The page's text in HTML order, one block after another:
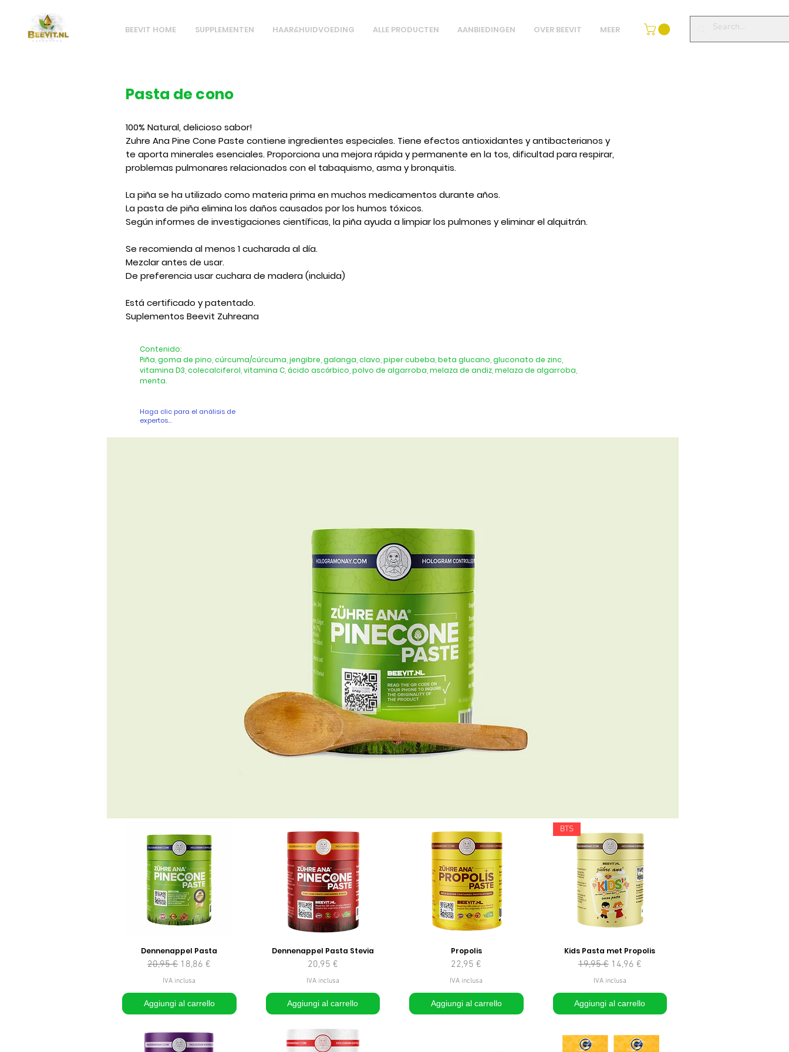
BEEVIT HOME SUPPLEMENTEN HAAR&HUIDVOEDING ALLE PRODUCTEN AANBIEDINGEN OVER BEEVIT MEER
Pasta de cono
100% Natural, delicioso sabor!
Zuhre Ana Pine Cone Paste contiene ingredientes especiales. Tiene efectos antioxidantes y antibacterianos y
te aporta minerales esenciales. Proporciona una mejora rápida y permanente en la tos, dificultad para respirar,
problemas pulmonares relacionados con el tabaquismo, asma y bronquitis.
La piña se ha utilizado como materia prima en muchos medicamentos durante años.
La pasta de piña elimina los daños causados ​​por los humos tóxicos.
Según informes de investigaciones científicas, la piña ayuda a limpiar los pulmones y eliminar el alquitrán.
Se recomienda al menos 1 cucharada al día.
Mezclar antes de usar.
De preferencia usar cuchara de madera (incluida)
Está certificado y patentado.
Suplementos Beevit Zuhreana
Contenido:
Piña, goma de pino, cúrcuma/cúrcuma, jengibre, galanga, clavo, piper cubeba, beta glucano, gluconato de zinc,
vitamina D3, colecalciferol, vitamina C, ácido ascórbico, polvo de algarroba, melaza de andiz, melaza de algarroba,
menta.
Haga clic para el análisis de
expertos...
Dennenappel Pasta
Prezzo regolare
20,95 € Prezzo scontato
18,86 €
IVA inclusa
Aggiungi al carrello
Dennenappel Pasta Stevia
Prezzo
20,95 €
IVA inclusa
Aggiungi al carrello
Propolis
Prezzo
22,95 €
IVA inclusa
Aggiungi al carrello
BTS
Kids Pasta met Propolis
Prezzo regolare
19,95 € Prezzo scontato
14,96 €
IVA inclusa
Aggiungi al carrello